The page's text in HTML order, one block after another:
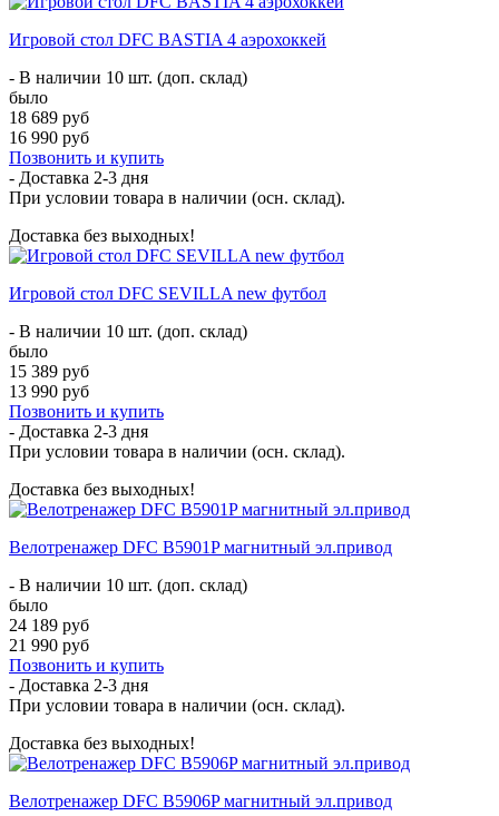
Игровой стол DFC BASTIA 4 аэрохоккей
- В наличии 10 шт. (доп. склад)
было
18 689 руб
16 990 руб
Позвонить и купить
- Доставка 2-3 дня
При условии товара в наличии (осн. склад).
Доставка без выходных!
Игровой стол DFC SEVILLA new футбол
- В наличии 10 шт. (доп. склад)
было
15 389 руб
13 990 руб
Позвонить и купить
- Доставка 2-3 дня
При условии товара в наличии (осн. склад).
Доставка без выходных!
Велотренажер DFC B5901P магнитный эл.привод
- В наличии 10 шт. (доп. склад)
было
24 189 руб
21 990 руб
Позвонить и купить
- Доставка 2-3 дня
При условии товара в наличии (осн. склад).
Доставка без выходных!
Велотренажер DFC B5906P магнитный эл.привод